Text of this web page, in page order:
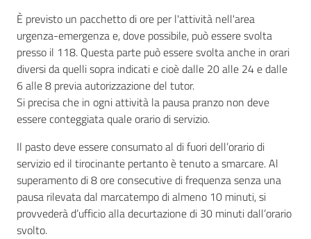
È previsto un pacchetto di ore per l'attività nell'area
urgenza-emergenza e, dove possibile, può essere svolta
presso il 118. Questa parte può essere svolta anche in orari
diversi da quelli sopra indicati e cioè dalle 20 alle 24 e dalle
6 alle 8 previa autorizzazione del tutor.
Si precisa che in ogni attività la pausa pranzo non deve
essere conteggiata quale orario di servizio.
Il pasto deve essere consumato al di fuori dell’orario di
servizio ed il tirocinante pertanto è tenuto a smarcare. Al
superamento di 8 ore consecutive di frequenza senza una
pausa rilevata dal marcatempo di almeno 10 minuti, si
provvederà d’ufficio alla decurtazione di 30 minuti dall’orario
svolto.